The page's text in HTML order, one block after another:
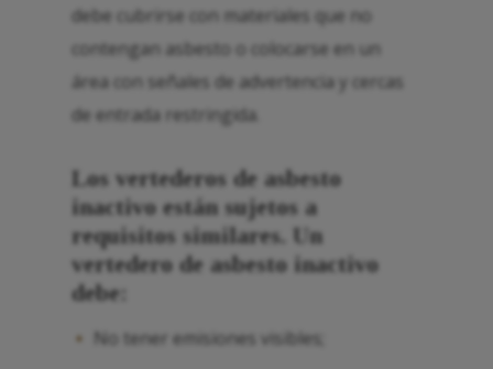
debe cubrirse con materiales que no
contengan asbesto o colocarse en un
área con señales de advertencia y cercas
de entrada restringida.
Los vertederos de asbesto
inactivo están sujetos a
requisitos similares. Un
vertedero de asbesto inactivo
debe:
No tener emisiones visibles;